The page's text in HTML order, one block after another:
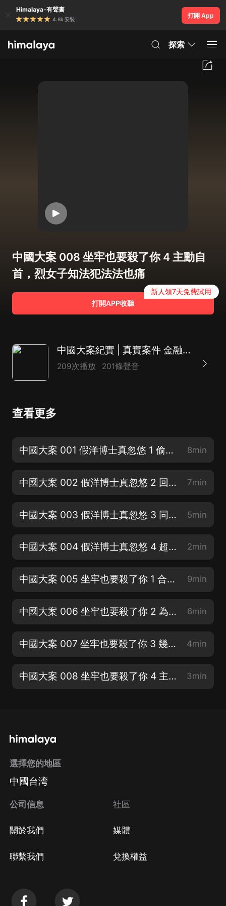
Himalaya-有聲書
4.8k 安裝
打開 App
探索
中國大案 008 坐牢也要殺了你 4 主動自
首，烈女子知法犯法法也痛
打開APP收聽
新人領7天免費試用
中國大案紀實 | 真實案件 金融緝毒 刑事要案
209次播放 201條聲音
查看更多
中國大案 001 假洋博士真忽悠 1 偷渡赴美，耶魯大學掃大街 8min
中國大案 002 假洋博士真忽悠 2 回國就職，兩年當上副社長 7min
中國大案 003 假洋博士真忽悠 3 同事舉報，假洋鬼子現原形 5min
中國大案 004 假洋博士真忽悠 4 超越《圍城》，原形竟是方鴻漸 2min
中國大案 005 坐牢也要殺了你 1 合夥失敗，丈夫含恨死去空遺恨 9min
中國大案 006 坐牢也要殺了你 2 為夫報仇，30萬元請來俄籍殺手 6min
中國大案 007 坐牢也要殺了你 3 幾番猶豫，最終放任殺手誅仇敵 4min
中國大案 008 坐牢也要殺了你 4 主動自首，烈女子知法犯法法也痛 3min
選擇您的地區
中國台湾
公司信息
關於我們
聯繫我們
社區
媒體
兌換權益